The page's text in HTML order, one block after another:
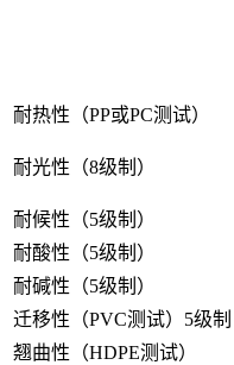
耐热性（PP或PC测试）
耐光性（8级制）
耐候性（5级制）
耐酸性（5级制）
耐碱性（5级制）
迁移性（PVC测试）5级制
翘曲性（HDPE测试）